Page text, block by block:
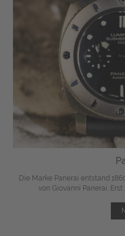
Die Marke Panerai entstand
von Giovanni Panerai. Erst